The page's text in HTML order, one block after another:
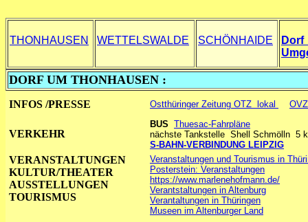
THONHAUSEN WETTELSWALDE SCHÖNHAIDE
Dorf
DORF UM THONHAUSEN :
INFOS /PRESSE Ostthüringer Zeitung OTZ lokal OVZ
VERKEHR
BUS Thuesac-Fahrpläne
nächste Tankstelle Shell Schmölln 5
S-BAHN-VERBINDUNG LEIPZIG
VERANSTALTUNGEN
KULTUR/THEATER
AUSSTELLUNGEN
TOURISMUS
Veranstaltungen und Tourismus in
Posterstein: Veranstaltungen
https://www.marlenehofmann.de/
Verantstaltungen in Altenburg
Verantaltungen in Thüringen
Museen im Altenburger Land